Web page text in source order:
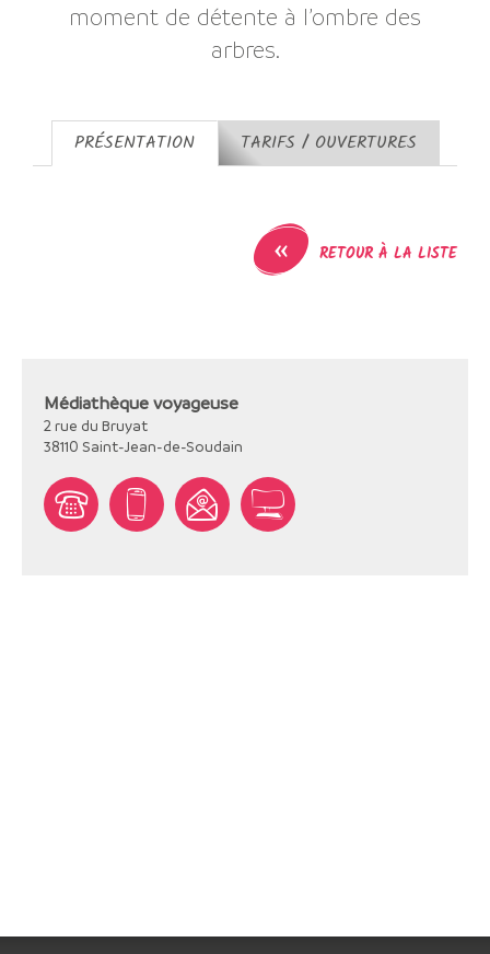
moment de détente à l’ombre des
arbres.
PRÉSENTATION TARIFS / OUVERTURES
« RETOUR À LA LISTE
Médiathèque voyageuse
2 rue du Bruyat
38110 Saint-Jean-de-Soudain